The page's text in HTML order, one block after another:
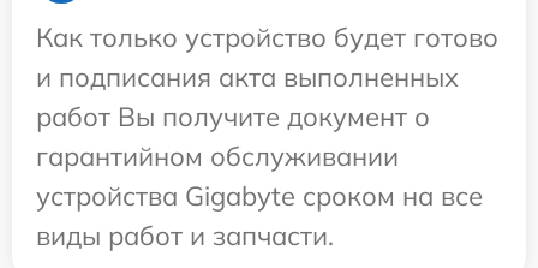
Как только устройство будет готово
и подписания акта выполненных
работ Вы получите документ о
гарантийном обслуживании
устройства Gigabyte сроком на все
виды работ и запчасти.